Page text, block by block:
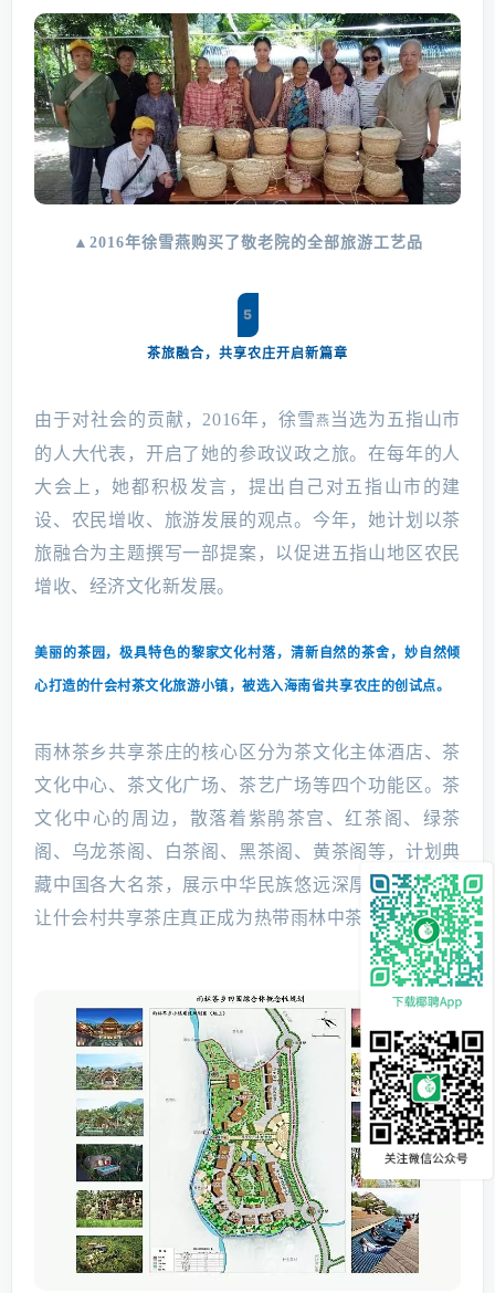
▲2016年徐雪燕购买了敬老院的全部旅游工艺品
5
茶旅融合，共享农庄开启新篇章
由于对社会的贡献，2016年，徐雪 燕 当选为五指山市
的人大代表，开启了她的参政议政之旅。在每年的人
大会上，她都积极发言，提出自己对五指山市的建
设、农民增收、旅游发展的观点。今年，她计划以茶
旅融合为主题撰写一部提案，以促进五指山地区农民
增收、经济文化新发展。
美丽的茶园，极具特色的黎家文化村落，清新自然的茶舍，妙自然倾
心打造的什会村茶文化旅游小镇，被选入海南省共享农庄的创试点。
雨林茶乡共享茶庄的核心区分为茶文化主体酒店、茶
文化中心、茶文化广场、茶艺广场等四个功能区。茶
文化中心的周边，散落着紫鹃茶宫、红茶阁、绿茶
阁、乌龙茶阁、白茶阁、黑茶阁、黄茶阁等，计划典
藏中国各大名茶，展示中华民族悠远深厚的茶文化，
让什会村共享茶庄真正成为热带雨林中茶的故乡。